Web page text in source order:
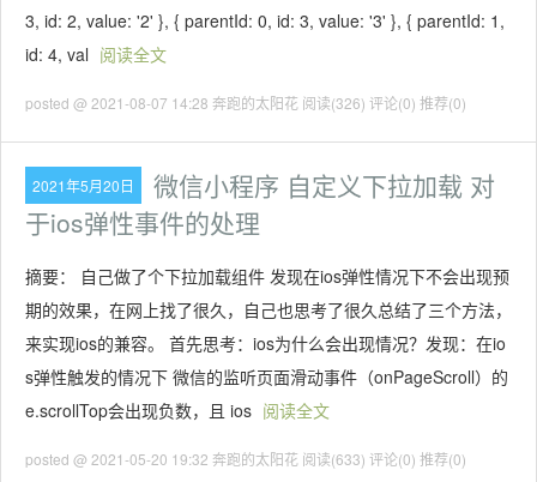
3, id: 2, value: '2' }, { parentId: 0, id: 3, value: '3' }, { parentId: 1,
id: 4, val 阅读全文
posted @ 2021-08-07 14:28 奔跑的太阳花 阅读(326) 评论(0) 推荐(0)
2021年5月20日
微信小程序 自定义下拉加载 对
于ios弹性事件的处理
摘要： 自己做了个下拉加载组件 发现在ios弹性情况下不会出现预
期的效果，在网上找了很久，自己也思考了很久总结了三个方法，
来实现ios的兼容。 首先思考：ios为什么会出现情况？发现：在io
s弹性触发的情况下 微信的监听页面滑动事件（onPageScroll）的
e.scrollTop会出现负数，且 ios 阅读全文
posted @ 2021-05-20 19:32 奔跑的太阳花 阅读(633) 评论(0) 推荐(0)